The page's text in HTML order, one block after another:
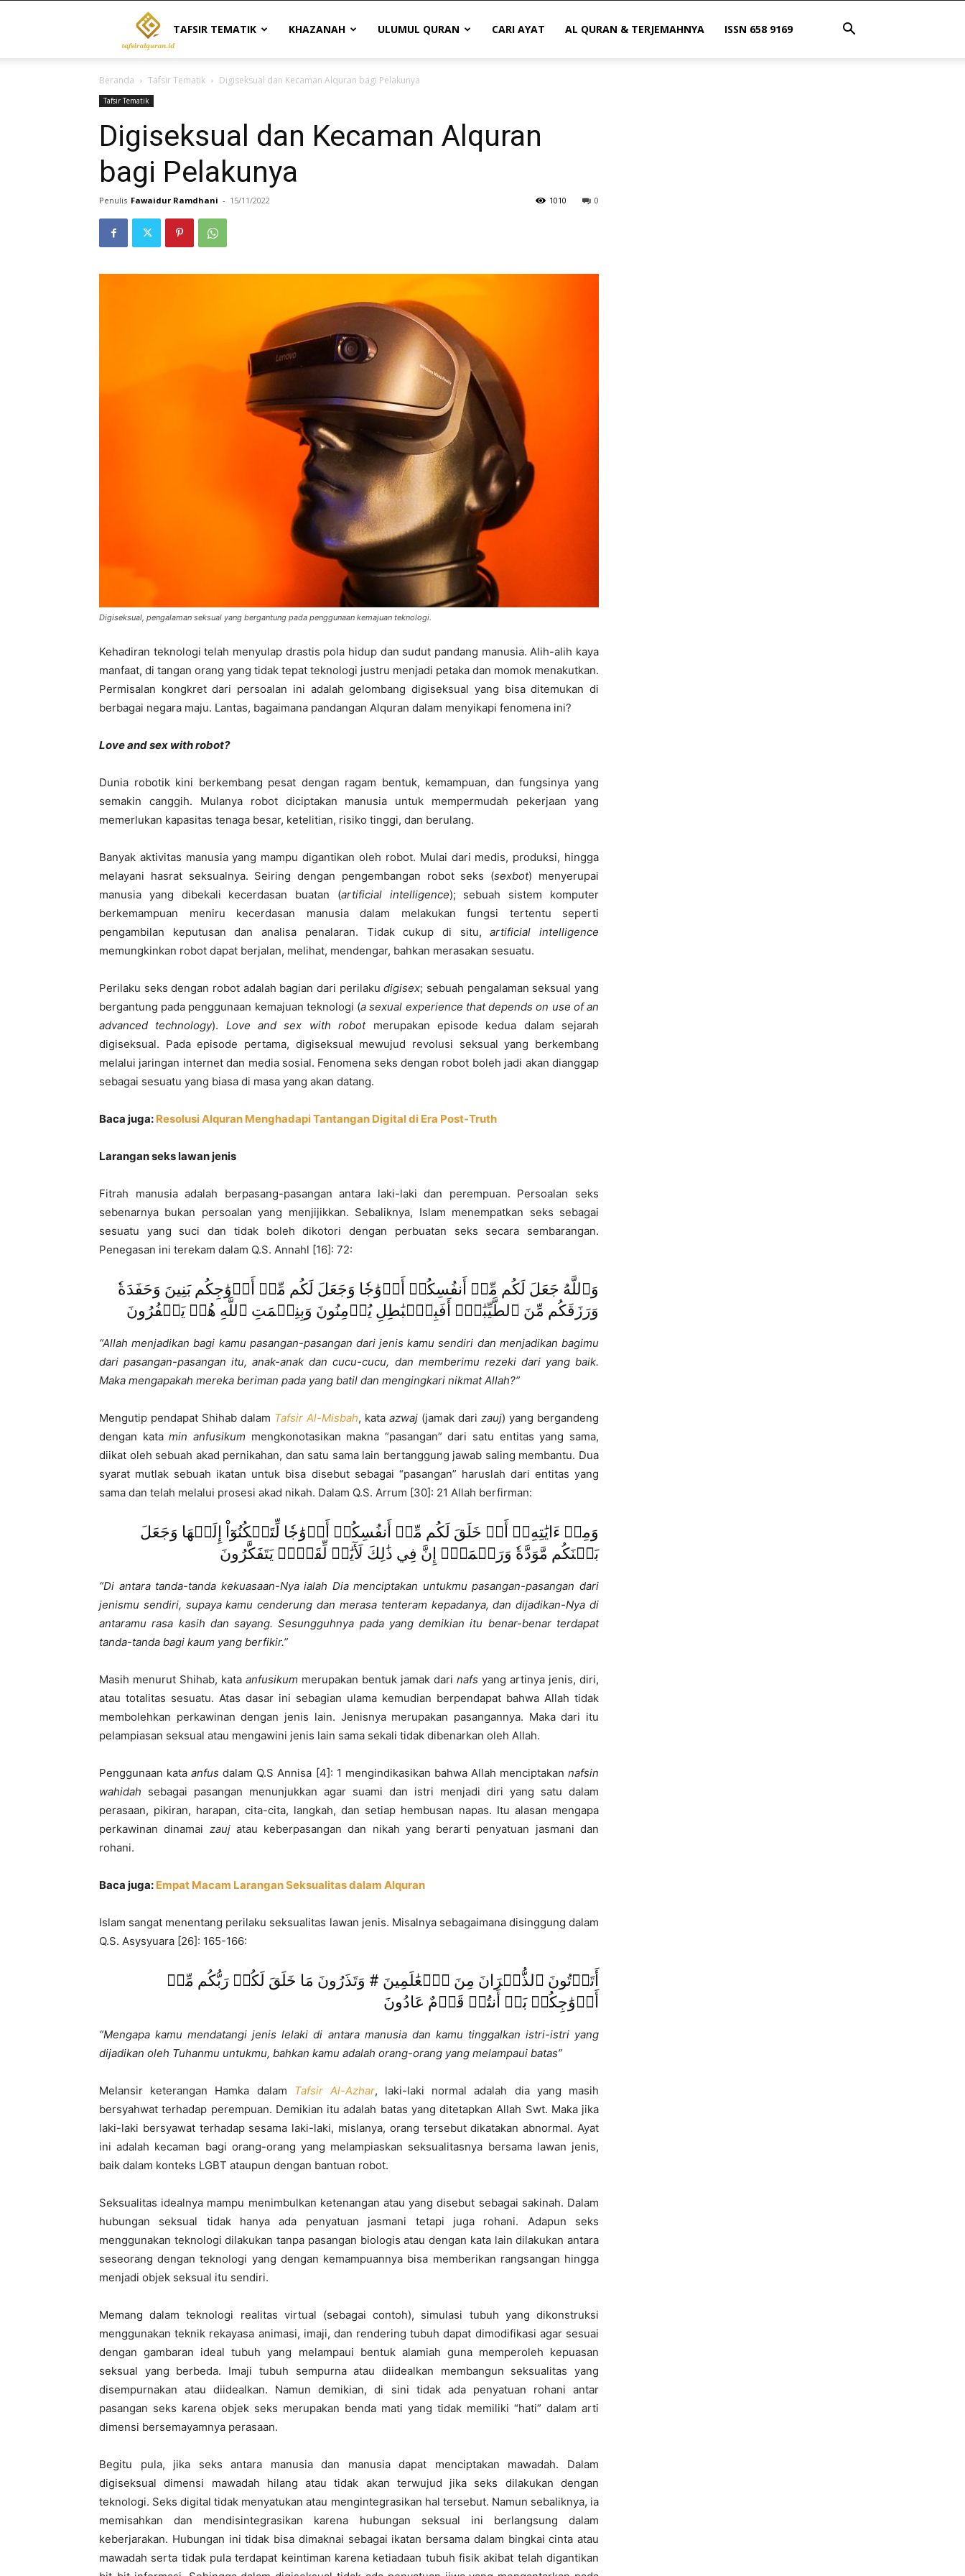
Tafsir
Al
Quran
|
TAFSIR TEMATIK KHAZANAH ULUMUL QURAN CARI AYAT AL QURAN & TERJEMAHNYA ISSN 658 9169
Beranda Tafsir Tematik Digiseksual dan Kecaman Alquran bagi Pelakunya
Tafsir Tematik
Digiseksual dan Kecaman Alquran
bagi Pelakunya
Penulis Fawaidur Ramdhani - 15/11/2022 0
1010
Digiseksual, pengalaman seksual yang bergantung pada penggunaan kemajuan teknologi.
Kehadiran teknologi telah menyulap drastis pola hidup dan sudut pandang manusia. Alih-alih kaya
manfaat, di tangan orang yang tidak tepat teknologi justru menjadi petaka dan momok menakutkan.
Permisalan kongkret dari persoalan ini adalah gelombang digiseksual yang bisa ditemukan di
berbagai negara maju. Lantas, bagaimana pandangan Alquran dalam menyikapi fenomena ini?
Love and sex with robot?
Dunia robotik kini berkembang pesat dengan ragam bentuk, kemampuan, dan fungsinya yang
semakin canggih. Mulanya robot diciptakan manusia untuk mempermudah pekerjaan yang
memerlukan kapasitas tenaga besar, ketelitian, risiko tinggi, dan berulang.
Banyak aktivitas manusia yang mampu digantikan oleh robot. Mulai dari medis, produksi, hingga
melayani hasrat seksualnya. Seiring dengan pengembangan robot seks (sexbot) menyerupai
manusia yang dibekali kecerdasan buatan (artificial intelligence); sebuah sistem komputer
berkemampuan meniru kecerdasan manusia dalam melakukan fungsi tertentu seperti
pengambilan keputusan dan analisa penalaran. Tidak cukup di situ,artificial intelligence
memungkinkan robot dapat berjalan, melihat, mendengar, bahkan merasakan sesuatu.
Perilaku seks dengan robot adalah bagian dari perilakudigisex; sebuah pengalaman seksual yang
bergantung pada penggunaan kemajuan teknologi (a sexual experience that depends on use of an
advanced technology). Love and sex with robotmerupakan episode kedua dalam sejarah
digiseksual. Pada episode pertama, digiseksual mewujud revolusi seksual yang berkembang
melalui jaringan internet dan media sosial. Fenomena seks dengan robot boleh jadi akan dianggap
sebagai sesuatu yang biasa di masa yang akan datang.
Baca juga: Resolusi Alquran Menghadapi Tantangan Digital di Era Post-Truth
Larangan seks lawan jenis
Fitrah manusia adalah berpasang-pasangan antara laki-laki dan perempuan. Persoalan seks
sebenarnya bukan persoalan yang menjijikkan. Sebaliknya, Islam menempatkan seks sebagai
sesuatu yang suci dan tidak boleh dikotori dengan perbuatan seks secara sembarangan.
Penegasan ini terekam dalam Q.S. Annahl [16]: 72:
وَٱللَّهُ جَعَلَ لَكُم مِّنۡ أَنفُسِكُمۡ أَزۡوَٰجٗا وَجَعَلَ لَكُم مِّنۡ أَزۡوَٰجِكُم بَنِينَ وَحَفَدَةٗ
وَرَزَقَكُم مِّنَ ٱلطَّيِّبَٰتِۚ أَفَبِٱلۡبَٰطِلِ يُؤۡمِنُونَ وَبِنِعۡمَتِ ٱللَّهِ هُمۡ يَكۡفُرُونَ
“Allah menjadikan bagi kamu pasangan-pasangan dari jenis kamu sendiri dan menjadikan bagimu
dari pasangan-pasangan itu, anak-anak dan cucu-cucu, dan memberimu rezeki dari yang baik.
Maka mengapakah mereka beriman pada yang batil dan mengingkari nikmat Allah?”
Mengutip pendapat Shihab dalam Tafsir Al-Misbah, kata azwaj (jamak dari zauj) yang bergandeng
dengan katamin anfusikum mengkonotasikan makna “pasangan” dari satu entitas yang sama,
diikat oleh sebuah akad pernikahan, dan satu sama lain bertanggung jawab saling membantu. Dua
syarat mutlak sebuah ikatan untuk bisa disebut sebagai “pasangan” haruslah dari entitas yang
sama dan telah melalui prosesi akad nikah. Dalam Q.S. Arrum [30]: 21 Allah berfirman:
وَمِنۡ ءَايَٰتِهِۦٓ أَنۡ خَلَقَ لَكُم مِّنۡ أَنفُسِكُمۡ أَزۡوَٰجٗا لِّتَسۡكُنُوٓاْ إِلَيۡهَا وَجَعَلَ
بَيۡنَكُم مَّوَدَّةٗ وَرَحۡمَةًۚ إِنَّ فِي ذَٰلِكَ لَأٓيَٰتٖ لِّقَوۡمٖ يَتَفَكَّرُونَ
“Di antara tanda-tanda kekuasaan-Nya ialah Dia menciptakan untukmu pasangan-pasangan dari
jenismu sendiri, supaya kamu cenderung dan merasa tenteram kepadanya, dan dijadikan-Nya di
antaramu rasa kasih dan sayang. Sesungguhnya pada yang demikian itu benar-benar terdapat
tanda-tanda bagi kaum yang berfikir.”
Masih menurut Shihab, kata anfusikum merupakan bentuk jamak dari nafs yang artinya jenis, diri,
atau totalitas sesuatu. Atas dasar ini sebagian ulama kemudian berpendapat bahwa Allah tidak
membolehkan perkawinan dengan jenis lain. Jenisnya merupakan pasangannya. Maka dari itu
pelampiasan seksual atau mengawini jenis lain sama sekali tidak dibenarkan oleh Allah.
Penggunaan kataanfus dalam Q.S Annisa [4]: 1 mengindikasikan bahwa Allah menciptakannafsin
wahidah sebagai pasangan menunjukkan agar suami dan istri menjadi diri yang satu dalam
perasaan, pikiran, harapan, cita-cita, langkah, dan setiap hembusan napas. Itu alasan mengapa
perkawinan dinamai zaujatau keberpasangan dan nikah yang berarti penyatuan jasmani dan
rohani.
Baca juga: Empat Macam Larangan Seksualitas dalam Alquran
Islam sangat menentang perilaku seksualitas lawan jenis. Misalnya sebagaimana disinggung dalam
Q.S. Asysyuara [26]: 165-166:
أَتَأۡتُونَ ٱلذُّكۡرَانَ مِنَ ٱلۡعَٰلَمِينَ # وَتَذَرُونَ مَا خَلَقَ لَكُمۡ رَبُّكُم مِّنۡ
أَزۡوَٰجِكُمۚ بَلۡ أَنتُمۡ قَوۡمٌ عَادُونَ
“Mengapa kamu mendatangi jenis lelaki di antara manusia dan kamu tinggalkan istri-istri yang
dijadikan oleh Tuhanmu untukmu, bahkan kamu adalah orang-orang yang melampaui batas”
Melansir keterangan Hamka dalam Tafsir Al-Azhar, laki-laki normal adalah dia yang masih
bersyahwat terhadap perempuan. Demikian itu adalah batas yang ditetapkan Allah Swt. Maka jika
laki-laki bersyawat terhadap sesama laki-laki, mislanya, orang tersebut dikatakan abnormal. Ayat
ini adalah kecaman bagi orang-orang yang melampiaskan seksualitasnya bersama lawan jenis,
baik dalam konteks LGBT ataupun dengan bantuan robot.
Seksualitas idealnya mampu menimbulkan ketenangan atau yang disebut sebagai sakinah. Dalam
hubungan seksual tidak hanya ada penyatuan jasmani tetapi juga rohani. Adapun seks
menggunakan teknologi dilakukan tanpa pasangan biologis atau dengan kata lain dilakukan antara
seseorang dengan teknologi yang dengan kemampuannya bisa memberikan rangsangan hingga
menjadi objek seksual itu sendiri.
Memang dalam teknologi realitas virtual (sebagai contoh), simulasi tubuh yang dikonstruksi
menggunakan teknik rekayasa animasi, imaji, dan rendering tubuh dapat dimodifikasi agar sesuai
dengan gambaran ideal tubuh yang melampaui bentuk alamiah guna memperoleh kepuasan
seksual yang berbeda. Imaji tubuh sempurna atau diidealkan membangun seksualitas yang
disempurnakan atau diidealkan. Namun demikian, di sini tidak ada penyatuan rohani antar
pasangan seks karena objek seks merupakan benda mati yang tidak memiliki “hati” dalam arti
dimensi bersemayamnya perasaan.
Begitu pula, jika seks antara manusia dan manusia dapat menciptakan mawadah. Dalam
digiseksual dimensi mawadah hilang atau tidak akan terwujud jika seks dilakukan dengan
teknologi. Seks digital tidak menyatukan atau mengintegrasikan hal tersebut. Namun sebaliknya, ia
memisahkan dan mendisintegrasikan karena hubungan seksual ini berlangsung dalam
keberjarakan. Hubungan ini tidak bisa dimaknai sebagai ikatan bersama dalam bingkai cinta atau
mawadah serta tidak pula terdapat keintiman karena ketiadaan tubuh fisik akibat telah digantikan